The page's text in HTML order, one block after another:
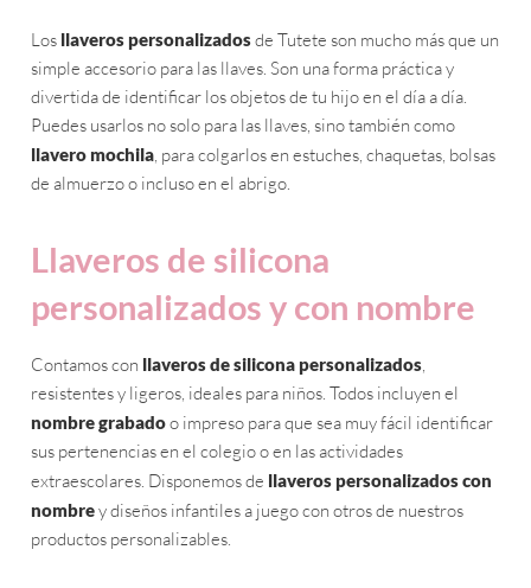
Los llaveros personalizadosde Tutete son mucho más que un
simple accesorio para las llaves. Son una forma práctica y
divertida de identificar los objetos de tu hijo en el día a día.
Puedes usarlos no solo para las llaves, sino también como
llavero mochila, para colgarlos en estuches, chaquetas, bolsas
de almuerzo o incluso en el abrigo.
Llaveros de silicona
personalizados y con nombre
Contamos con llaveros de silicona personalizados,
resistentes y ligeros, ideales para niños. Todos incluyen el
nombre grabadoo impreso para que sea muy fácil identificar
sus pertenencias en el colegio o en las actividades
extraescolares. Disponemos de llaveros personalizados con
nombrey diseños infantiles a juego con otros de nuestros
productos personalizables.